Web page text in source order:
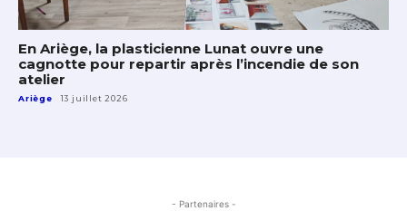
En Ariège, la plasticienne Lunat ouvre une
cagnotte pour repartir après l’incendie de son
atelier
Ariège 13 juillet 2026
- Partenaires -